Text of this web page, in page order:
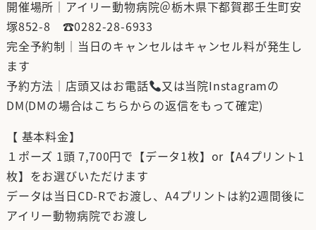
開催場所｜アイリー動物病院＠栃木県下都賀郡壬生町安
塚852-8 ☎︎0282-28-6933
完全予約制｜当日のキャンセルはキャンセル料が発生し
ます
予約方法｜店頭又はお電話
又は当院Instagramの
DM(DMの場合はこちらからの返信をもって確定)
【 基本料金】
１ポーズ 1頭 7,700円で【データ1枚】or【A4プリント1
枚】をお選びいただけます
データは当日CD-Rでお渡し、A4プリントは約2週間後に
アイリー動物病院でお渡し